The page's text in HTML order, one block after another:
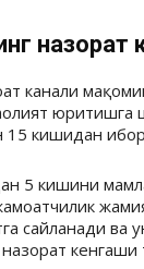
назорат
канали
юритишга
15 кишидан
5 кишини
сайланади
кенгаши